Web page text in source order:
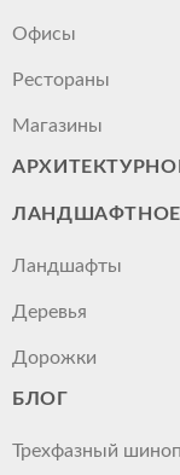
Офисы
Рестораны
Магазины
Ландшафты
Деревья
Дорожки
БЛОГ
Трехфазный